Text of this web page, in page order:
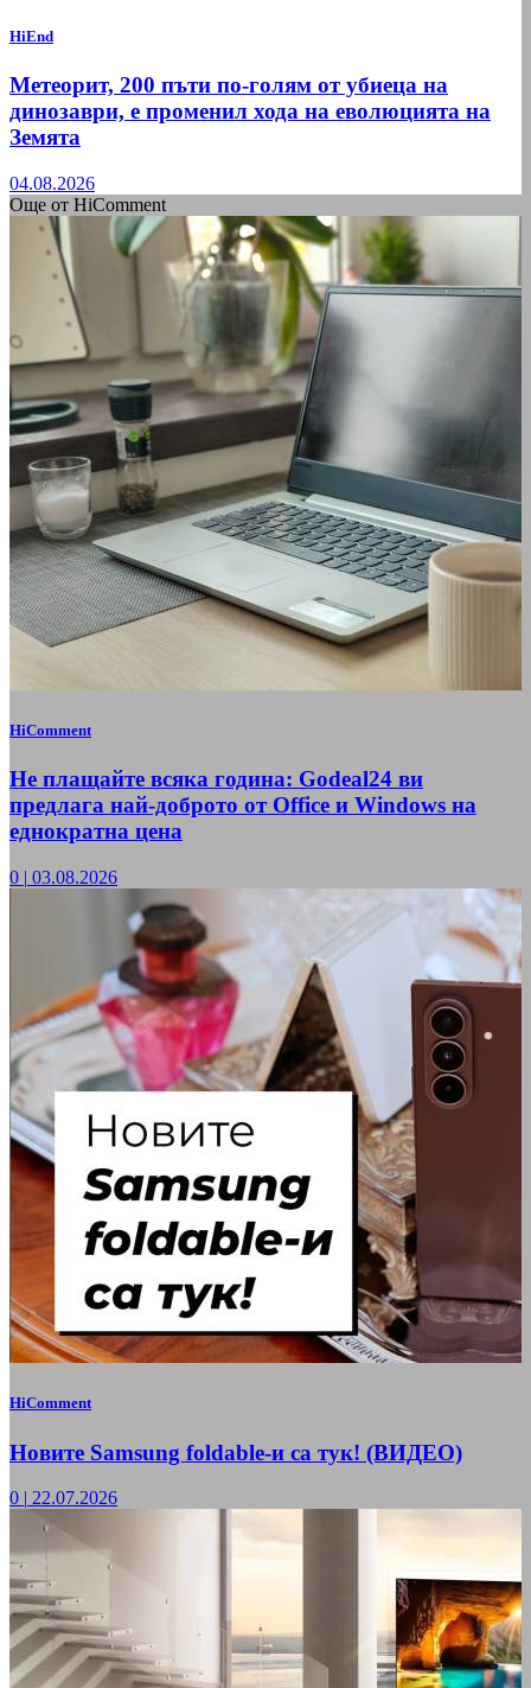
HiEnd
Метеорит, 200 пъти по-голям от убиеца на
динозаври, е променил хода на еволюцията на
Земята
04.08.2026
Още от HiComment
HiComment
Не плащайте всяка година: Godeal24 ви
предлага най-доброто от Office и Windows на
еднократна цена
0 | 03.08.2026
HiComment
Новите Samsung foldable-и са тук! (ВИДЕО)
0 | 22.07.2026